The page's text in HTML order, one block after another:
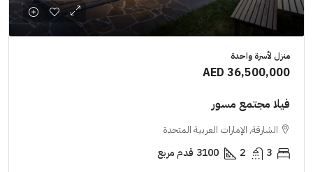
منزل لأسرة واحدة
AED 36,500,000
فيلا مجتمع مسور
الشارقة, الإمارات العربية المتحدة
3
2
3100 قدم مربع